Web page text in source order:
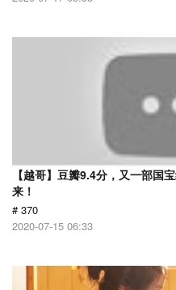
【越哥】豆瓣9.4分，又一部国
来！
# 370
2020-07-15 06:33